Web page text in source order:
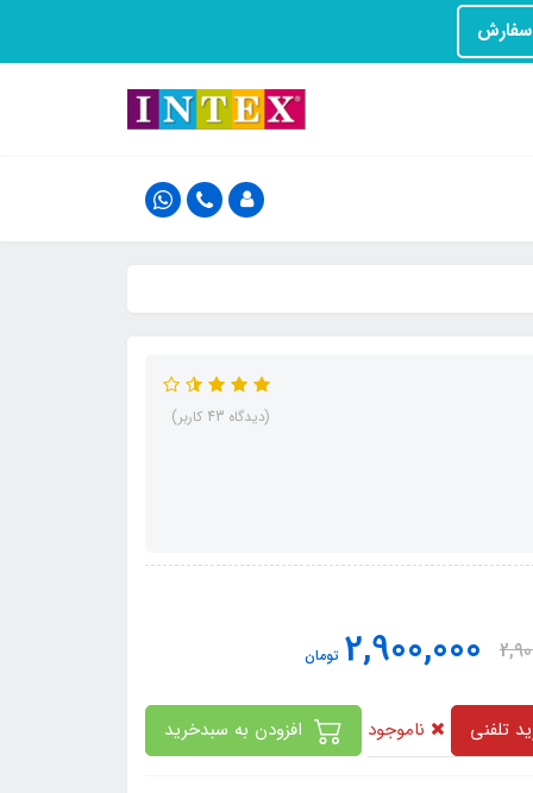
(دیدگاه 43 کاربر)
2,900,000 تومان
تلفنی ناموجود